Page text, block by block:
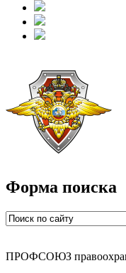
Форма поиска
ПРОФСОЮЗ